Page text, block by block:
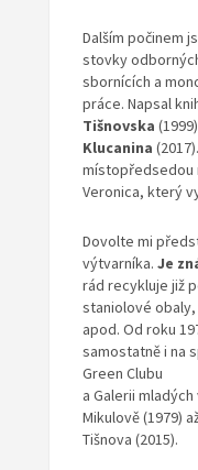
Dalším počinem
stovky
sbornících a
práce. Napsal
Tišnovska
Klucanina
místopředsedou
Veronica, který
Dovolte mi
výtvarníka. Je
rád recykluje již
staniolové
apod. Od roku
samostatně i na
Green Clubu
a Galerii mladých
Mikulově (1979)
Tišnova (2015).